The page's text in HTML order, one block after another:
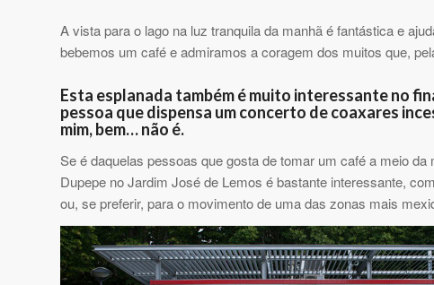
A vista para o lago na luz tranquila da manhã é fantástica e
bebemos um café e admiramos a coragem dos muitos que,
Esta esplanada também é muito interessante no
pessoa que dispensa um concerto de coaxares
mim, bem… não é.
Se é daquelas pessoas que gosta de tomar um café a meio
Dupepe no Jardim José de Lemos é bastante interessante,
ou, se preferir, para o movimento de uma das zonas mais